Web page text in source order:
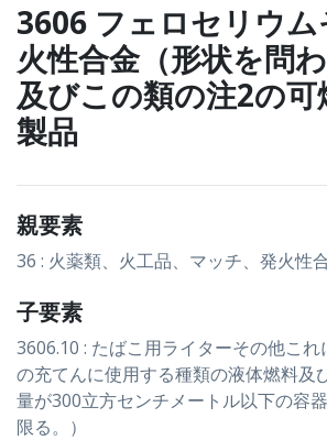
3606 フェロセリウ
火性合金（形状を問わ
及びこの類の注2の可
製品
親要素
36 : 火薬類、火工品、マッチ、発火性
子要素
3606.10 : たばこ用ライターその他こ
の充てんに使用する種類の液体燃料及
量が300立方センチメートル以下の容
限る。）
ユーザー登録
ログイン